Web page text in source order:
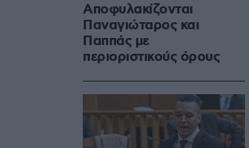
Αποφυλακίζονται
Παναγιώταρος και
Παππάς με
περιοριστικούς όρους